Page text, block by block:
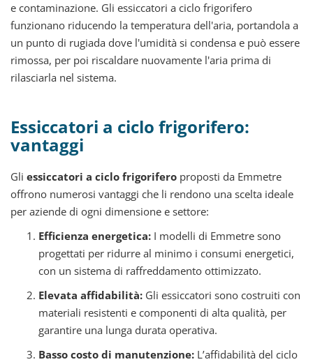
e contaminazione. Gli essiccatori a ciclo frigorifero
funzionano riducendo la temperatura dell'aria, portandola a
un punto di rugiada dove l'umidità si condensa e può essere
rimossa, per poi riscaldare nuovamente l'aria prima di
rilasciarla nel sistema.
Essiccatori a ciclo frigorifero:
vantaggi
Gli essiccatori a ciclo frigorifero proposti da Emmetre
offrono numerosi vantaggi che li rendono una scelta ideale
per aziende di ogni dimensione e settore:
Efficienza energetica: I modelli di Emmetre sono
progettati per ridurre al minimo i consumi energetici,
con un sistema di raffreddamento ottimizzato.
Elevata affidabilità: Gli essiccatori sono costruiti con
materiali resistenti e componenti di alta qualità, per
garantire una lunga durata operativa.
Basso costo di manutenzione: L’affidabilità del ciclo